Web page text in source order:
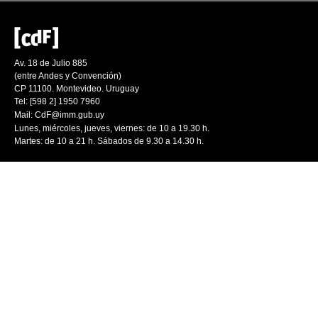
Av. 18 de Julio 885
(entre Andes y Convención)
CP 11100. Montevideo. Uruguay
Tel: [598 2] 1950 7960
Mail: CdF@imm.gub.uy
Lunes, miércoles, jueves, viernes: de 10 a 19.30 h.
Martes: de 10 a 21 h. Sábados de 9.30 a 14.30 h.